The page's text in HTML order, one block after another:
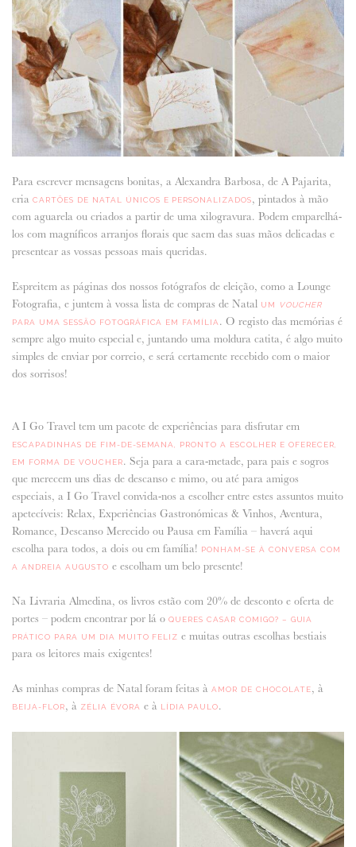
Para escrever mensagens bonitas, a Alexandra Barbosa, de A Pajarita,
cria CARTÕES DE NATAL ÚNICOS E PERSONALIZADOS, pintados à mão
com aguarela ou criados a partir de uma xilogravura. Podem emparelhá-
los com magníficos arranjos florais que saem das suas mãos delicadas e
presentear as vossas pessoas mais queridas.
Espreitem as páginas dos nossos fotógrafos de eleição, como a Lounge
Fotografia, e juntem à vossa lista de compras de Natal UM
VOUCHER
PARA UMA SESSÃO FOTOGRÁFICA EM FAMÍLIA . O registo das memórias é
sempre algo muito especial e, juntando uma moldura catita, é algo muito
simples de enviar por correio, e será certamente recebido com o maior
dos sorrisos!
A I Go Travel tem um pacote de experiências para disfrutar em
ESCAPADINHAS DE FIM-DE-SEMANA, PRONTO A ESCOLHER E OFERECER,
EM FORMA DE VOUCHER. Seja para a cara-metade, para pais e sogros
que merecem uns dias de descanso e mimo, ou até para amigos
especiais, a I Go Travel convida-nos a escolher entre estes assuntos muito
apetecíveis: Relax, Experiências Gastronómicas & Vinhos, Aventura,
Romance, Descanso Merecido ou Pausa em Família – haverá aqui
escolha para todos, a dois ou em família! PONHAM-SE À CONVERSA COM
A ANDREIA AUGUSTO e escolham um belo presente!
Na Livraria Almedina, os livros estão com 20% de desconto e oferta de
portes – podem encontrar por lá o QUERES CASAR COMIGO? – GUIA
PRÁTICO PARA UM DIA MUITO FELIZ e muitas outras escolhas bestiais
para os leitores mais exigentes!
As minhas compras de Natal foram feitas à AMOR DE CHOCOLATE, à
BEIJA-FLOR, à ZÉLIA ÉVORA e à LÍDIA PAULO.